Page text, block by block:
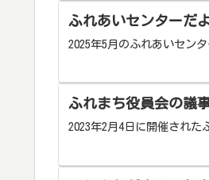
ふれあいセンターだ
2025年5月のふれあいセン
ふれまち役員会の議
2023年2月4日に開催され